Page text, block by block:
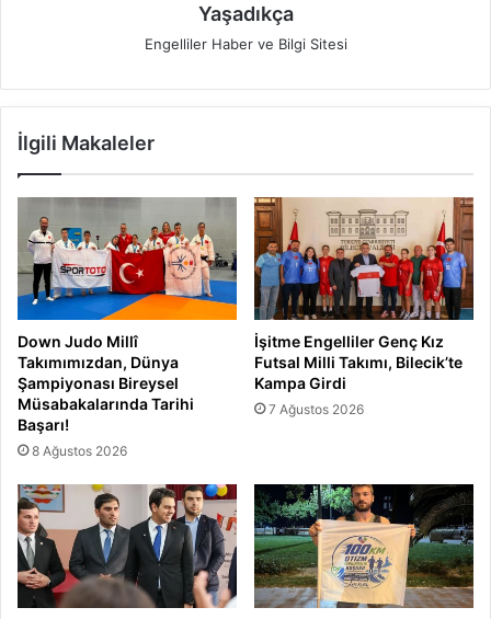
Yaşadıkça
Engelliler Haber ve Bilgi Sitesi
İlgili Makaleler
Down Judo Millî
Takımımızdan, Dünya
Şampiyonası Bireysel
Müsabakalarında Tarihi
Başarı!
8 Ağustos 2026
İşitme Engelliler Genç Kız
Futsal Milli Takımı, Bilecik’te
Kampa Girdi
7 Ağustos 2026